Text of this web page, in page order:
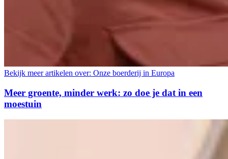
Bekijk meer artikelen over: Onze boerderij in Europa
Meer groente, minder werk: zo doe je dat in een
moestuin